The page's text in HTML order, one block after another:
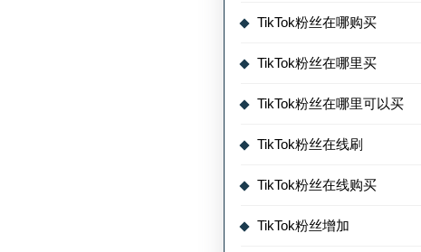
TikTok粉丝在哪购买
TikTok粉丝在哪里买
TikTok粉丝在哪里可以买
TikTok粉丝在线刷
TikTok粉丝在线购买
TikTok粉丝增加